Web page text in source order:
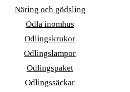
Näring och gödsling
Odla inomhus
Odlingskrukor
Odlingslampor
Odlingspaket
Odlingssäckar